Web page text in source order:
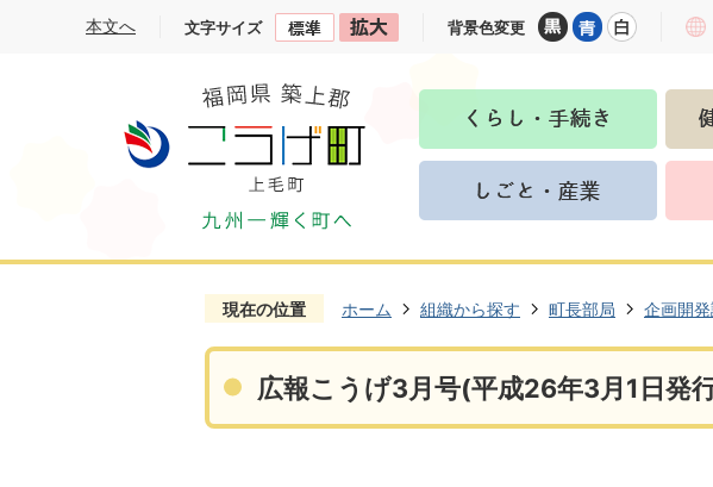
本文へ 文字サイズ 背景色変更
現在の位置 ホーム 組織から探す 町長部局 企画開発
広報こうげ3月号(平成26年3月1日発